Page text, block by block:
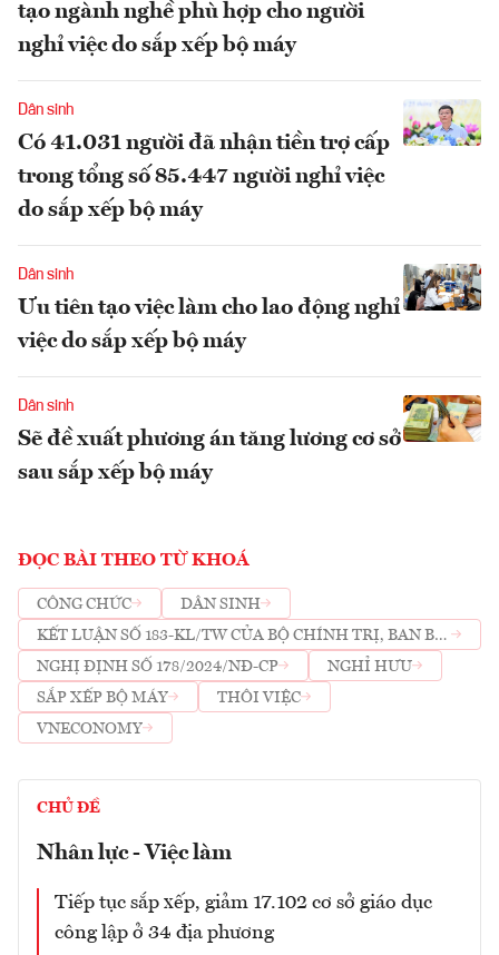
tạo ngành nghề phù hợp cho người
nghỉ việc do sắp xếp bộ máy
Dân sinh
Có 41.031 người đã nhận tiền trợ cấp
trong tổng số 85.447 người nghỉ việc
do sắp xếp bộ máy
Dân sinh
Ưu tiên tạo việc làm cho lao động nghỉ
việc do sắp xếp bộ máy
Dân sinh
Sẽ đề xuất phương án tăng lương cơ sở
sau sắp xếp bộ máy
ĐỌC BÀI THEO TỪ KHOÁ
CÔNG CHỨC
DÂN SINH
KẾT LUẬN SỐ 183-KL/TW CỦA BỘ CHÍNH TRỊ, BAN BÍ
THƯ
NGHỊ ĐỊNH SỐ 178/2024/NĐ-CP
NGHỈ HƯU
SẮP XẾP BỘ MÁY
THÔI VIỆC
VNECONOMY
CHỦ ĐỀ
Nhân lực - Việc làm
Tiếp tục sắp xếp, giảm 17.102 cơ sở giáo dục
công lập ở 34 địa phương